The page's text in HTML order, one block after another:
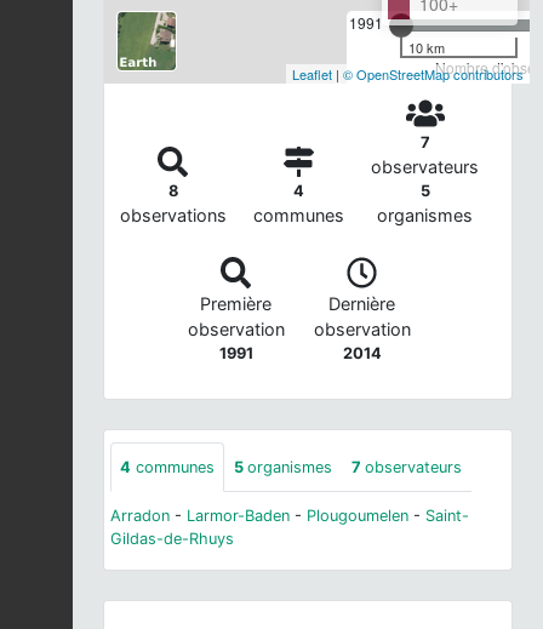
1991
Nombre
10 km
Leaflet | © OpenStreetMap contributors
8
observations
4
communes
7
observateurs
5
organismes
Première
observation
1991
Dernière
observation
2014
4 communes 5 organismes 7 observateurs
Arradon - Larmor-Baden - Plougoumelen - Saint-
Gildas-de-Rhuys